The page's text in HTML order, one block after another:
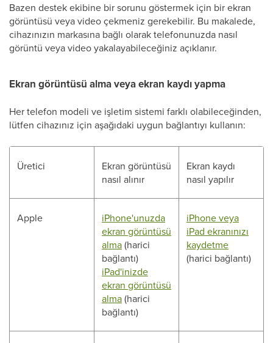
Bazen destek ekibine bir sorunu göstermek için bir ekran
görüntüsü veya video çekmeniz gerekebilir. Bu makalede,
cihazınızın markasına bağlı olarak telefonunuzda nasıl
görüntü veya video yakalayabileceğiniz açıklanır.
Ekran görüntüsü alma veya ekran kaydı yapma
Her telefon modeli ve işletim sistemi farklı olabileceğinden,
lütfen cihazınız için aşağıdaki uygun bağlantıyı kullanın:
Üretici
Ekran görüntüsü
nasıl alınır
Ekran kaydı
nasıl yapılır
Apple
iPhone'unuzda
ekran görüntüsü
alma(harici
bağlantı)
iPad'inizde
ekran görüntüsü
alma(harici
bağlantı)
iPhone veya
iPad ekranınızı
kaydetme
(harici bağlantı)